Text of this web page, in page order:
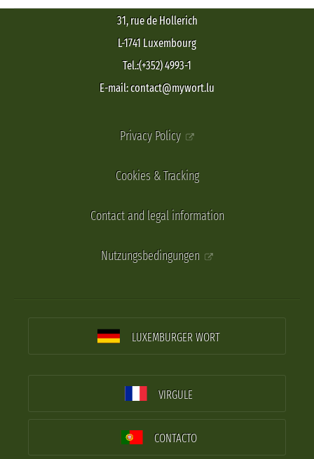
31, rue de Hollerich
L-1741 Luxembourg
Tel.:(+352) 4993-1
E-mail: contact@mywort.lu
Privacy Policy
Cookies & Tracking
Contact and legal information
Nutzungsbedingungen
LUXEMBURGER WORT
VIRGULE
CONTACTO